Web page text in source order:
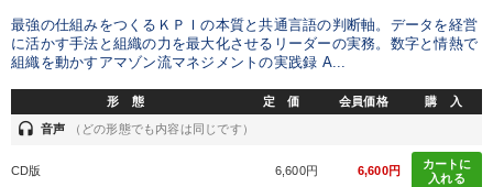
お金の授業 ベンチャー スポーツ関係 マネジメント
推薦 ブランディング インフレ対策・値上げ
最強の仕組みをつくるＫＰＩの本質と共通言語の判断軸。データを経営
に活かす手法と組織の力を最大化させるリーダーの実務。数字と情熱で
組織を動かすアマゾン流マネジメントの実践録 A...
形 態 定 価 会員価格 購 入
headset 音声 （どの形態でも内容は同じです）
CD版 6,600円 6,600円
カートに
入れる